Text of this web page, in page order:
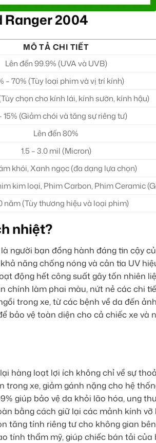
Ranger 2004
MÔ TẢ CHI TIẾT
Lên đến 99.9% (UVA và UVB)
– 70% (Tùy loại phim và vị trí kính)
chọn cho kính lái, kính sườn, kính hậu)
15% (Giảm chói và tăng sự riêng tư)
Lên đến 80%
1.5 – 3.0 mil (Micron)
khói, Xanh ngọc (đa dạng lựa chọn)
kim loại, Phim Carbon, Phim Ceramic
năm (Tùy thương hiệu và loại phim)
nhiệt?
người bạn đồng hành đáng tin cậy
năng chống nóng và cản tia UV
động hết công suất gây tốn nhiên
chính làm phai màu, nứt nẻ các chi
trong xe, từ các bệnh về da đến
bảo vệ toàn diện cho cả chiếc xe và
hàng loạt lợi ích không chỉ về sự
trong xe, giảm gánh nặng cho hệ
giúp bảo vệ da khỏi lão hóa, ung
bằng cách giữ lại các mảnh kính vỡ
tăng tính riêng tư cho không gian
tính thẩm mỹ, giúp chiếc bán tải của